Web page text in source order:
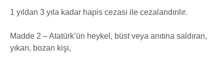
1 yıldan 3 yıla kadar hapis cezası ile cezalandırılır.
Madde 2 – Atatürk’ün heykel, büst veya anıtına saldıran,
yıkan, bozan kişi,